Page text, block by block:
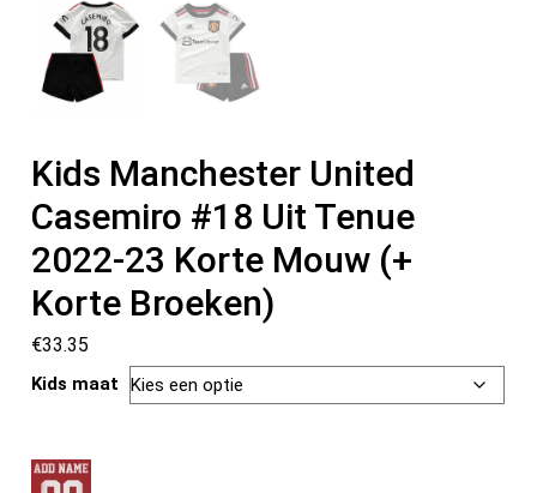
Kids Manchester United
Casemiro #18 Uit Tenue
2022-23 Korte Mouw (+
Korte Broeken)
€33.35
Kids maat